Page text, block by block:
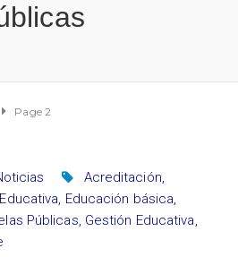
Page 2
Acreditación,
, Educación básica,
Públicas, Gestión Educativa,